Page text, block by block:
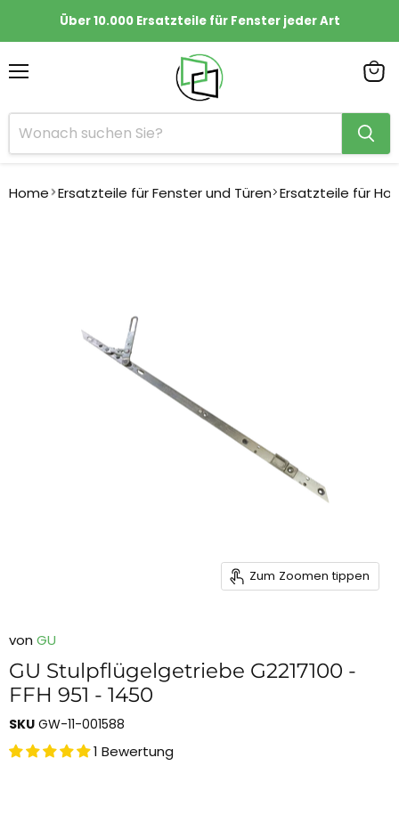
Über 10.000 Ersatzteile für Fenster jeder Art
Home Ersatzteile für Fenster und Türen Ersatzteile für
Zum Zoomen tippen
von GU
GU Stulpflügelgetriebe G2217100 -
FFH 951 - 1450
SKU GW-11-001588
1 Bewertung